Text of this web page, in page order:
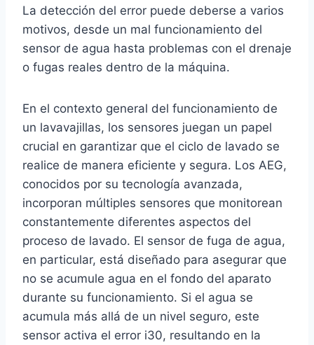
La detección del error puede deberse a varios
motivos, desde un mal funcionamiento del
sensor de agua hasta problemas con el drenaje
o fugas reales dentro de la máquina.
En el contexto general del funcionamiento de
un lavavajillas, los sensores juegan un papel
crucial en garantizar que el ciclo de lavado se
realice de manera eficiente y segura. Los AEG,
conocidos por su tecnología avanzada,
incorporan múltiples sensores que monitorean
constantemente diferentes aspectos del
proceso de lavado. El sensor de fuga de agua,
en particular, está diseñado para asegurar que
no se acumule agua en el fondo del aparato
durante su funcionamiento. Si el agua se
acumula más allá de un nivel seguro, este
sensor activa el error i30, resultando en la